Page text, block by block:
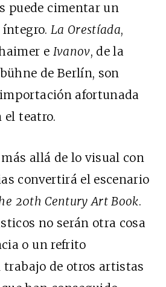
puede cimentar un
La Orestíada,
e Ivanov, de la
de Berlín, son
afortunada
el teatro.
allá de lo visual con
convertirá el escenario
20th Century Art Book.
no serán otra cosa
o un refrito
de otros artistas